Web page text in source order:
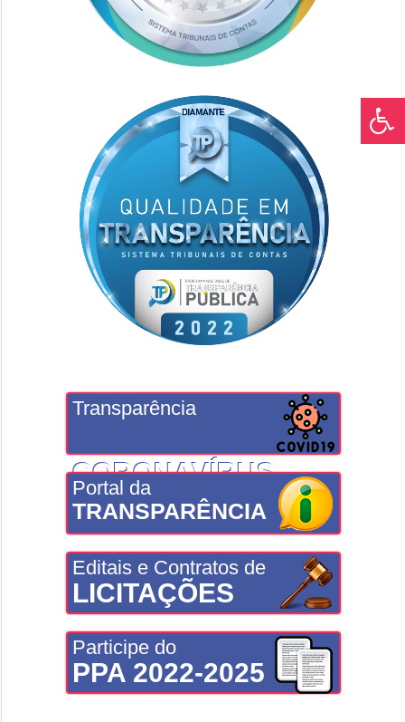
Transparência
CORONAVÍRUS
Portal da
TRANSPARÊNCIA
Editais e Contratos de
LICITAÇÕES
Participe do
PPA 2022-2025